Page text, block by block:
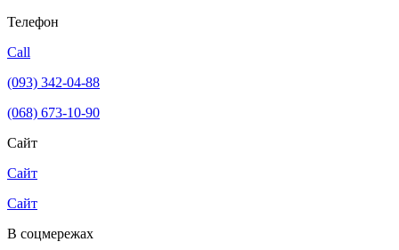
Телефон
Call
(093) 342-04-88
(068) 673-10-90
Сайт
Сайт
Сайт
В соцмережах